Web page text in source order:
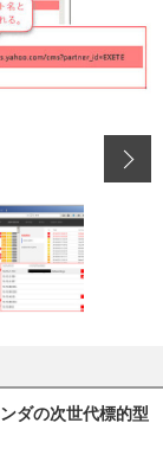
ダの次世代標的型